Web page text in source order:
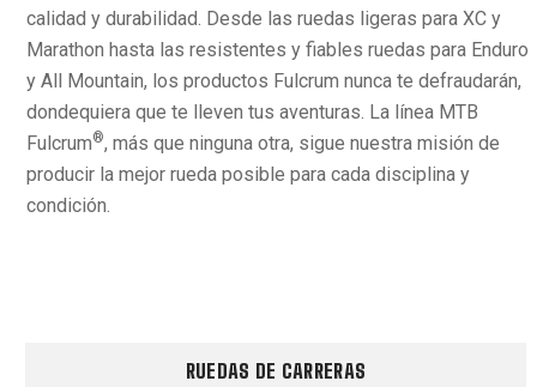
calidad y durabilidad. Desde las ruedas ligeras para XC y
Marathon hasta las resistentes y fiables ruedas para Enduro
y All Mountain, los productos Fulcrum nunca te defraudarán,
dondequiera que te lleven tus aventuras. La línea MTB
Fulcrum®, más que ninguna otra, sigue nuestra misión de
producir la mejor rueda posible para cada disciplina y
condición.
RUEDAS DE CARRERAS